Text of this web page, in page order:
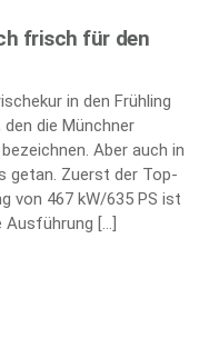
frisch für den
in den Frühling
die Münchner
Aber auch in
getan. Zuerst der Top-
von 467 kW/635 PS ist
Ausführung […]